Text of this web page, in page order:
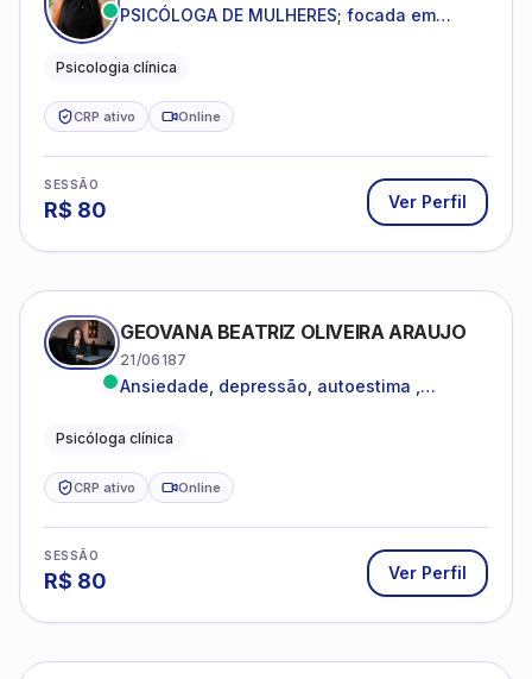
PSICÓLOGA DE MULHERES; focada em
dentro da sua realidade.
Psicologia clínica
CRP ativo Online
SESSÃO
R$ 80 Ver Perfil
GEOVANA BEATRIZ OLIVEIRA ARAUJO
21/06187
Ansiedade, depressão, autoestima ,
Psicóloga clínica
CRP ativo Online
SESSÃO
R$ 80 Ver Perfil